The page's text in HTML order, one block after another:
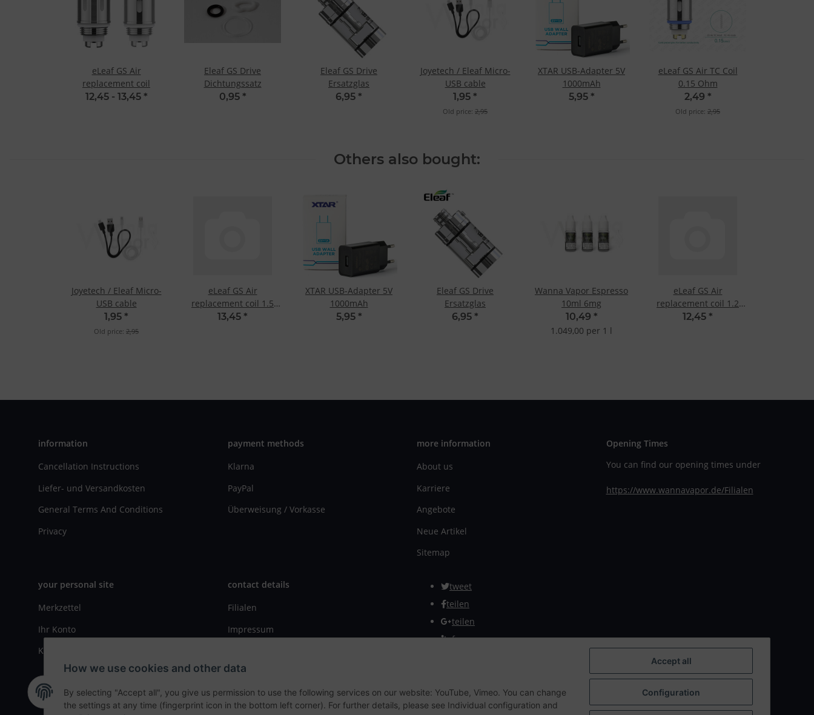
eLeaf GS Air
replacement coil
12,45 - 13,45 *
Eleaf GS Drive
Dichtungssatz
0,95 *
Eleaf GS Drive
Ersatzglas
6,95 *
Joyetech / Eleaf Micro-
USB cable
1,95 *
Old price: 2,95
XTAR USB-Adapter 5V
1000mAh
5,95 *
eLeaf GS Air TC Coil
0.15 Ohm
2,49 *
Old price: 2,95
Others also bought:
Joyetech / Eleaf Micro-
USB cable
1,95 *
Old price: 2,95
eLeaf GS Air
replacement coil 1.5
Ohm Dual Coil
13,45 *
XTAR USB-Adapter 5V
1000mAh
5,95 *
Eleaf GS Drive
Ersatzglas
6,95 *
Wanna Vapor Espresso
10ml 6mg
10,49 *
1.049,00 per 1 l
eLeaf GS Air
replacement coil 1.2
Ohm
12,45 *
information
Cancellation Instructions
Liefer- und Versandkosten
General Terms And Conditions
Privacy
payment methods
Klarna
PayPal
Überweisung / Vorkasse
more information
About us
Karriere
Angebote
Neue Artikel
Sitemap
Opening Times
You can find our opening times under
https://www.wannavapor.de/Filialen
your personal site
Merkzettel
Ihr Konto
Kasse
contact details
Filialen
Impressum
tweet
teilen
teilen
Info
Withdraw from contract
How we use cookies and other data
By selecting "Accept all", you give us permission to use the following services on our website: YouTube, Vimeo. You can change
the settings at any time (fingerprint icon in the bottom left corner). For further details, please see Individual configuration and
Accept all
Configuration